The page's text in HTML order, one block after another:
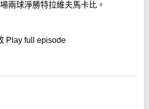
兩球淨勝特拉維夫馬卡比。
Play full episode